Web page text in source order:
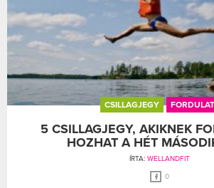
CSILLAGJEGY FORDULAT
5 CSILLAGJEGY, AKIKNEK
HOZHAT A HÉT
ÍRTA: WELLANDFIT
0